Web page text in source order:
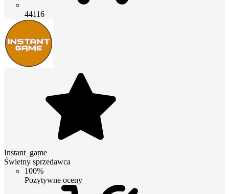
44116
Instant_game
Świetny sprzedawca
100%
Pozytywne oceny